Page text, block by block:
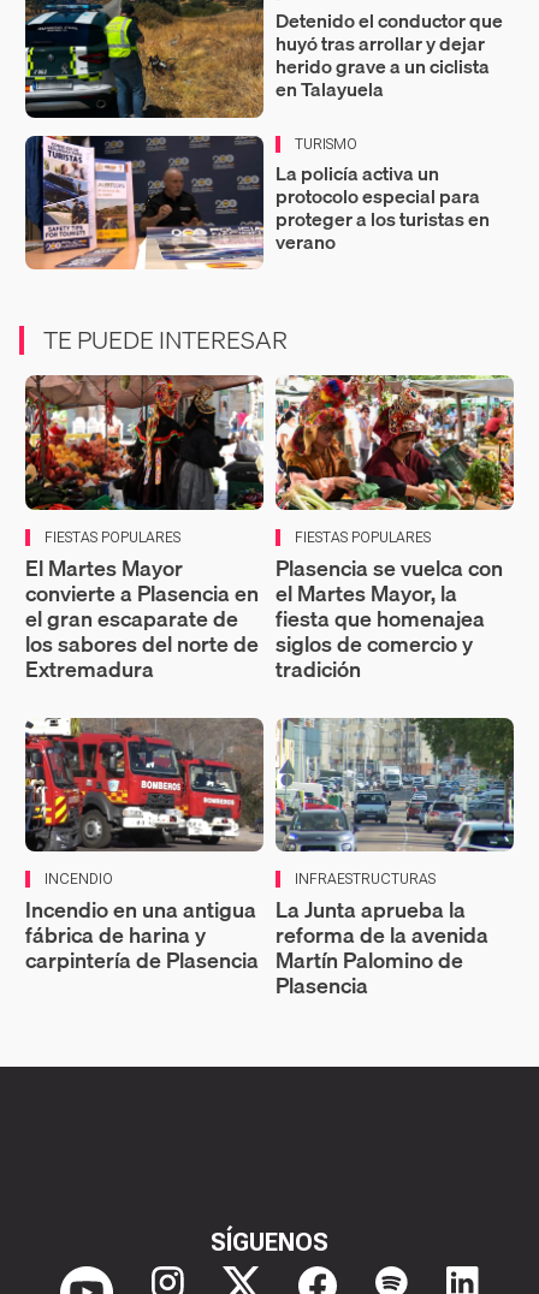
Detenido el conductor que
huyó tras arrollar y dejar
herido grave a un ciclista
en Talayuela
TURISMO
La policía activa un
protocolo especial para
proteger a los turistas en
verano
TE PUEDE INTERESAR
FIESTAS POPULARES
El Martes Mayor
convierte a Plasencia en
el gran escaparate de
los sabores del norte de
Extremadura
FIESTAS POPULARES
Plasencia se vuelca con
el Martes Mayor, la
fiesta que homenajea
siglos de comercio y
tradición
INCENDIO
Incendio en una antigua
fábrica de harina y
carpintería de Plasencia
INFRAESTRUCTURAS
La Junta aprueba la
reforma de la avenida
Martín Palomino de
Plasencia
SÍGUENOS